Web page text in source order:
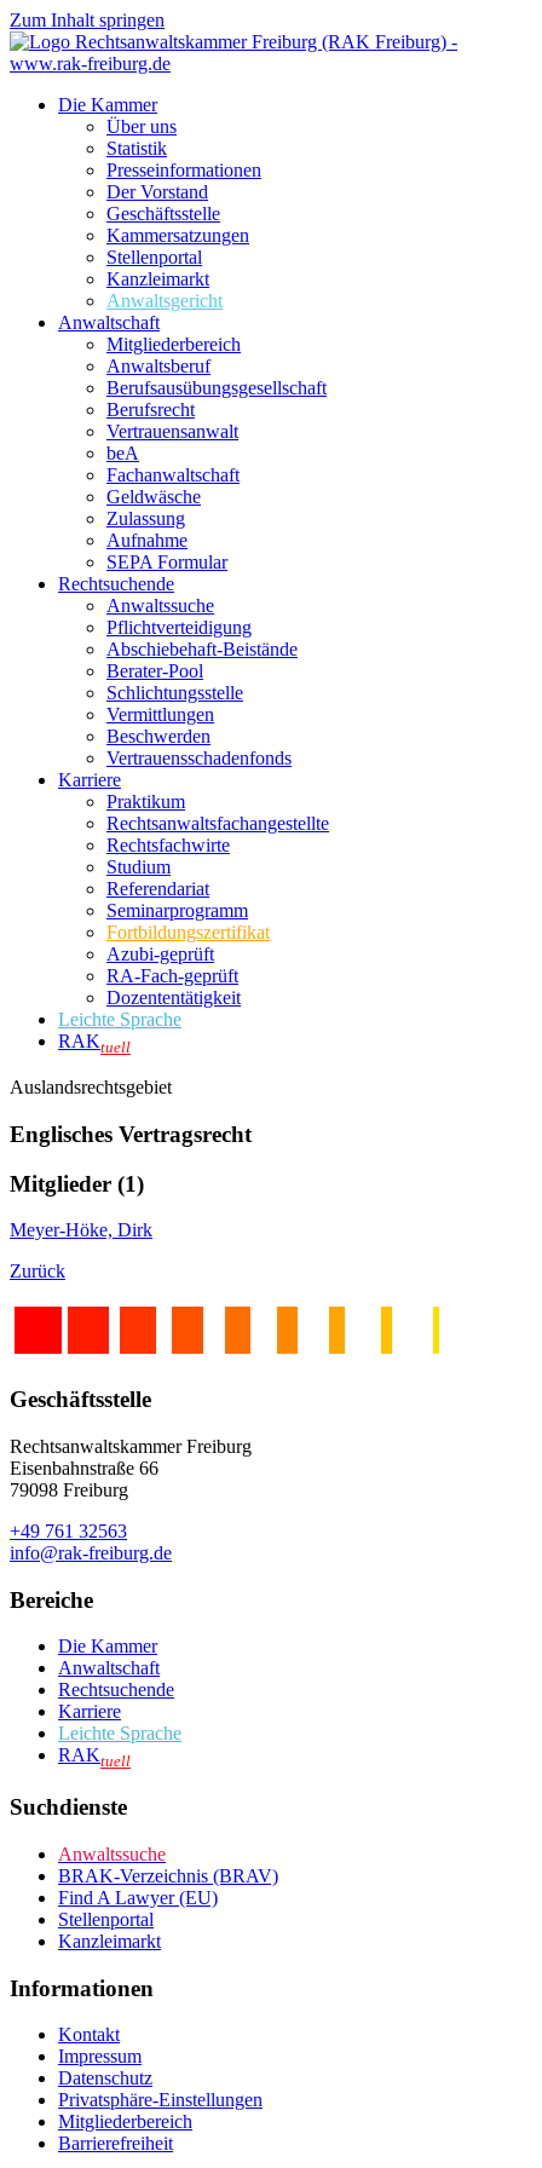
Zum Inhalt springen
Die Kammer
Über uns
Statistik
Presseinformationen
Der Vorstand
Geschäftsstelle
Kammersatzungen
Stellenportal
Kanzleimarkt
Anwaltsgericht
Anwaltschaft
Mitgliederbereich
Anwaltsberuf
Berufsausübungs­gesellschaft
Berufsrecht
Vertrauensanwalt
beA
Fachanwaltschaft
Geldwäsche
Zulassung
Aufnahme
SEPA Formular
Rechtsuchende
Anwaltssuche
Pflichtverteidigung
Abschiebehaft-Beistände
Berater-Pool
Schlichtungsstelle
Vermittlungen
Beschwerden
Vertrauensschadenfonds
Karriere
Praktikum
Rechtsanwalts­fachangestellte
Rechtsfachwirte
Studium
Referendariat
Seminarprogramm
Fortbildungszertifikat
Azubi-geprüft
RA-Fach-geprüft
Dozententätigkeit
Leichte Sprache
RAKtuell
Auslandsrechtsgebiet
Englisches Vertragsrecht
Mitglieder (1)
Meyer-Höke, Dirk
Zurück
Geschäftsstelle
Rechtsanwaltskammer Freiburg
Eisenbahnstraße 66
79098 Freiburg
+49 761 32563
info@rak-freiburg.de
Bereiche
Die Kammer
Anwaltschaft
Rechtsuchende
Karriere
Leichte Sprache
RAKtuell
Suchdienste
Anwaltssuche
BRAK-Verzeichnis (BRAV)
Find A Lawyer (EU)
Stellenportal
Kanzleimarkt
Informationen
Kontakt
Impressum
Datenschutz
Privatsphäre-Einstellungen
Mitgliederbereich
Barrierefreiheit